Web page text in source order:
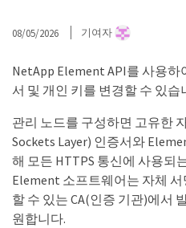
08/05/2026 기여자
NetApp Element API를 사용하
서 및 개인 키를 변경할 수 있습
관리 노드를 구성하면 고유한
Sockets Layer) 인증서와
해 모든 HTTPS 통신에 사용되
Element 소프트웨어는 자체
할 수 있는 CA(인증 기관)에서
원합니다.